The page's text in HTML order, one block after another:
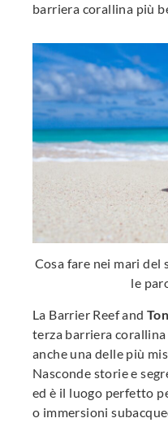
barriera corallina più
Cosa fare nei mari del
le
La Barrier Reef and
terza barriera
anche una delle più
Nasconde storie e
ed è il luogo perfetto
o immersioni